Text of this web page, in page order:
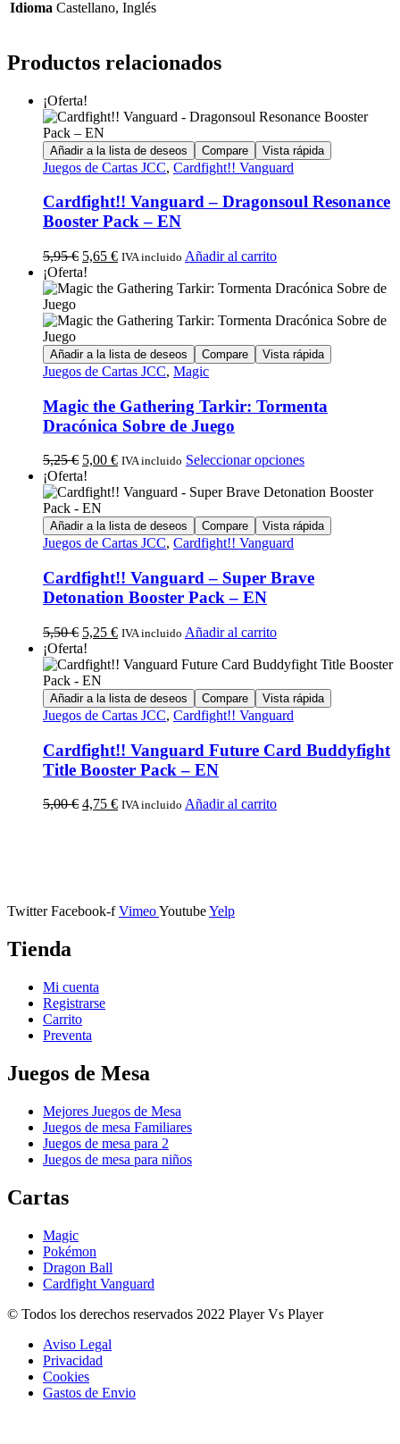
Idioma Castellano, Inglés
Productos relacionados
¡Oferta!
Añadir a la lista de deseos Compare Vista rápida
Juegos de Cartas JCC, Cardfight!! Vanguard
Cardfight!! Vanguard – Dragonsoul Resonance
Booster Pack – EN
5,95€ 5,65 € IVA incluido Añadir al carrito
¡Oferta!
Añadir a la lista de deseos Compare Vista rápida
Juegos de Cartas JCC, Magic
Magic the Gathering Tarkir: Tormenta
Dracónica Sobre de Juego
5,25€ 5,00 € IVA incluido Seleccionar opciones
¡Oferta!
Añadir a la lista de deseos Compare Vista rápida
Juegos de Cartas JCC, Cardfight!! Vanguard
Cardfight!! Vanguard – Super Brave
Detonation Booster Pack – EN
5,50€ 5,25 € IVA incluido Añadir al carrito
¡Oferta!
Añadir a la lista de deseos Compare Vista rápida
Juegos de Cartas JCC, Cardfight!! Vanguard
Cardfight!! Vanguard Future Card Buddyfight
Title Booster Pack – EN
5,00€ 4,75 € IVA incluido Añadir al carrito
Twitter Facebook-f VimeoYoutubeYelp
Tienda
Mi cuenta
Registrarse
Carrito
Preventa
Juegos de Mesa
Mejores Juegos de Mesa
Juegos de mesa Familiares
Juegos de mesa para 2
Juegos de mesa para niños
Cartas
Magic
Pokémon
Dragon Ball
Cardfight Vanguard
© Todos los derechos reservados 2022 Player Vs Player
Aviso Legal
Privacidad
Cookies
Gastos de Envio